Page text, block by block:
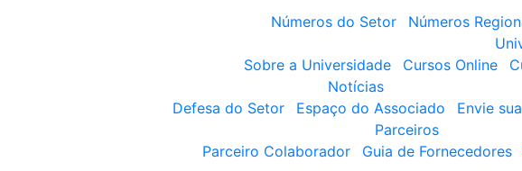
Números do Setor
Números
Sobre a Universidade
Cursos Online
Notícias
Defesa do Setor
Espaço do Associado Envie
Parceiros
Parceiro Colaborador
Guia de Fornecedores